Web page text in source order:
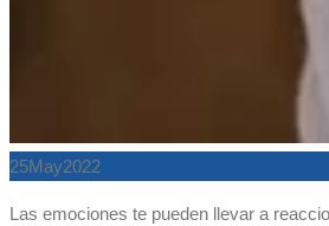
25May2022
Las emociones te pueden llevar a